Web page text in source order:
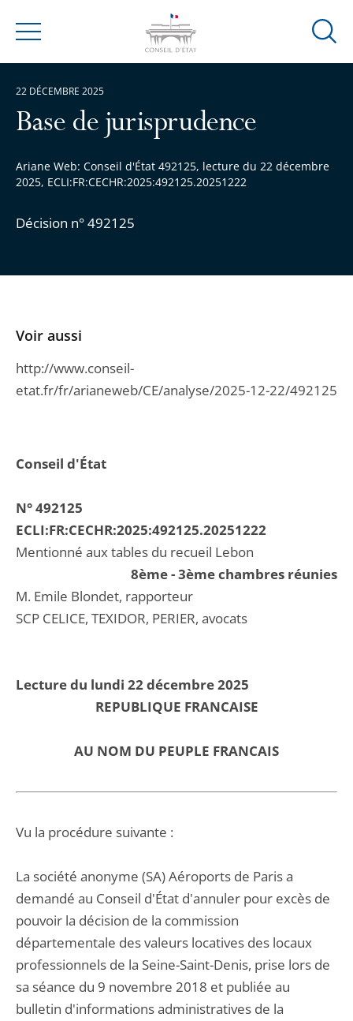
Menu
Ouvrir
Base de jurisprudence
Ariane Web: Conseil d'État 492125, lecture du 22 décembre
2025, ECLI:FR:CECHR:2025:492125.20251222
Décision n° 492125
22 DÉCEMBRE 2025
Conseil d'État
N° 492125
ECLI:FR:CECHR:2025:492125.20251222
Mentionné aux tables du recueil Lebon
8ème - 3ème chambres réunies
M. Emile Blondet, rapporteur
SCP CELICE, TEXIDOR, PERIER, avocats
Lecture du lundi 22 décembre 2025
REPUBLIQUE FRANCAISE
AU NOM DU PEUPLE FRANCAIS
Vu la procédure suivante :
La société anonyme (SA) Aéroports de Paris a
demandé au Conseil d'État d'annuler pour excès de
pouvoir la décision de la commission
départementale des valeurs locatives des locaux
professionnels de la Seine-Saint-Denis, prise lors de
sa séance du 9 novembre 2018 et publiée au
bulletin d'informations administratives de la
Voir aussi
http://www.conseil-
etat.fr/fr/arianeweb/CE/analyse/2025-12-22/492125